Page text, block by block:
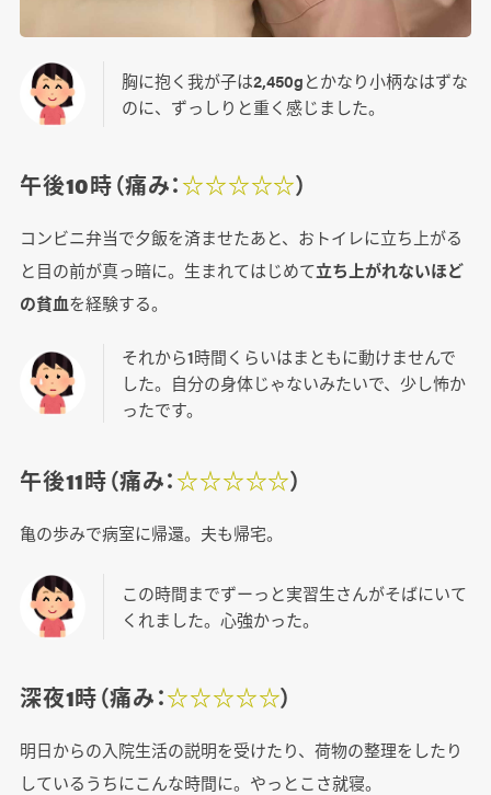
胸に抱く我が子は2,450gとかなり小柄なはずな
のに、ずっしりと重く感じました。
午後10時（痛み：☆☆☆☆☆）
コンビニ弁当で夕飯を済ませたあと、おトイレに立ち上がる
と目の前が真っ暗に。生まれてはじめて立ち上がれないほど
の貧血を経験する。
それから1時間くらいはまともに動けませんで
した。自分の身体じゃないみたいで、少し怖か
ったです。
午後11時（痛み：☆☆☆☆☆）
亀の歩みで病室に帰還。夫も帰宅。
この時間までずーっと実習生さんがそばにいて
くれました。心強かった。
深夜1時（痛み：☆☆☆☆☆）
明日からの入院生活の説明を受けたり、荷物の整理をしたり
しているうちにこんな時間に。やっとこさ就寝。